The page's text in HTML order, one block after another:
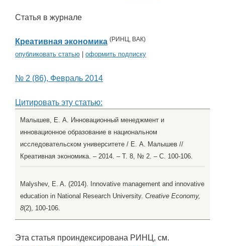
Статья в журнале
Креативная экономика (РИНЦ, ВАК)
опубликовать статью оформить подписку
№ 2 (86), Февраль 2014
Цитировать эту статью:
Малышев, Е. А. Инновационный менеджмент и
инновационное образование в национальном
исследовательском университете / Е. А. Малышев //
Креативная экономика. – 2014. – Т. 8, № 2. – С. 100-106.
Malyshev, E. A. (2014). Innovative management and innovative
education in National Research University. Creative Economy,
8(2), 100-106.
Эта статья проиндексирована РИНЦ, см.